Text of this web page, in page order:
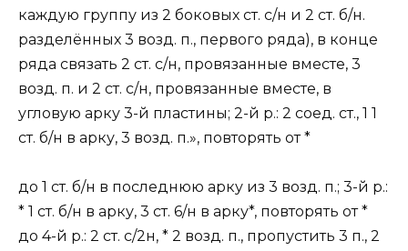
каждую группу из 2 боковых ст. с/н и 2 ст. б/н.
разделённых 3 возд. п., первого ряда), в конце
ряда связать 2 ст. с/н, провязанные вместе, 3
возд. п. и 2 ст. с/н, провязанные вместе, в
угловую арку 3-й пластины; 2-й р.: 2 соед. ст., 1 1
ст. б/н в арку, 3 возд. п.», повторять от *
до 1 ст. б/н в последнюю арку из 3 возд. п.; 3-й р.:
* 1 ст. б/н в арку, 3 ст. 6/н в арку*, повторять от *
до 4-й р.: 2 ст. с/2н, * 2 возд. п., пропустить 3 п., 2